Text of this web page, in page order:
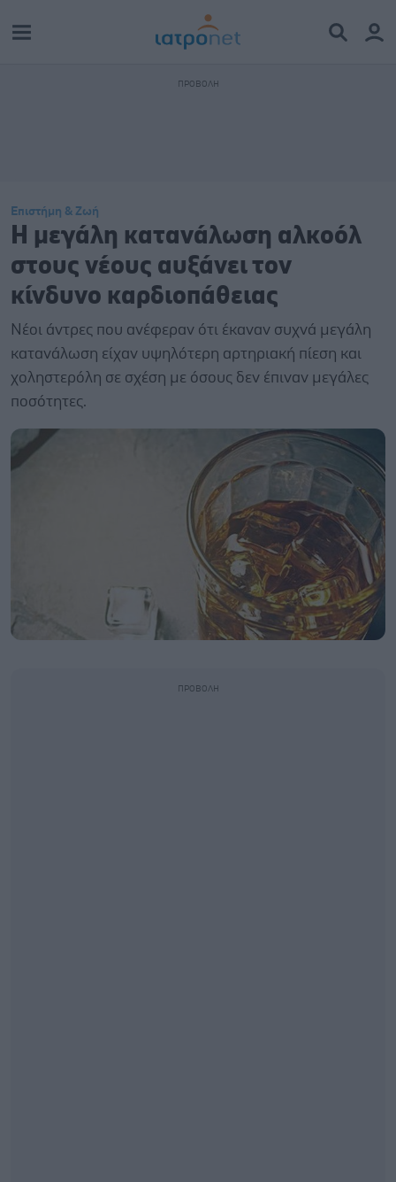
Επιστήμη & Ζωή
Η μεγάλη κατανάλωση αλκοόλ
στους νέους αυξάνει τον
κίνδυνο καρδιοπάθειας
Nέοι άντρες που ανέφεραν ότι έκαναν συχνά μεγάλη
κατανάλωση είχαν υψηλότερη αρτηριακή πίεση και
χοληστερόλη σε σχέση με όσους δεν έπιναν μεγάλες
ποσότητες.